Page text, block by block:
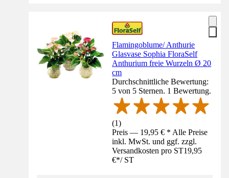
Flamingoblume/ Anthurie
Glasvase Sophia FloraSelf
Anthurium freie Wurzeln Ø 20
cm
Durchschnittliche Bewertung:
5 von 5 Sternen. 1 Bewertung.
(1)
Preis — 19,95 € * Alle Preise
inkl. MwSt. und ggf. zzgl.
Versandkosten pro ST19,95
€*/ ST